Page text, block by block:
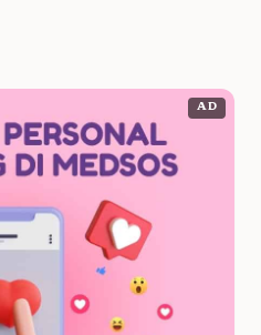
AD